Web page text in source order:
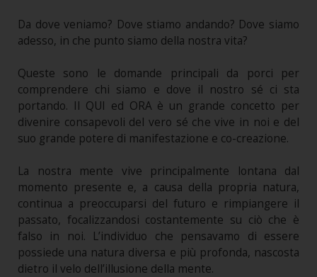
Da dove veniamo? Dove stiamo andando? Dove siamo
adesso, in che punto siamo della nostra vita?
Queste sono le domande principali da porci per
comprendere chi siamo e dove il nostro sé ci sta
portando. Il QUI ed ORA è un grande concetto per
divenire consapevoli del vero sé che vive in noi e del
suo grande potere di manifestazione e co-creazione.
La nostra mente vive principalmente lontana dal
momento presente e, a causa della propria natura,
continua a preoccuparsi del futuro e rimpiangere il
passato, focalizzandosi costantemente su ciò che è
falso in noi. L’individuo che pensavamo di essere
possiede una natura diversa e più profonda, nascosta
dietro il velo dell’illusione della mente.